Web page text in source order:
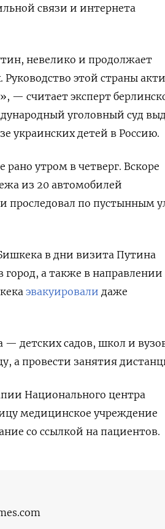
связи и интернета
невелико и продолжает
этой страны
— считает эксперт
уголовный суд
украинских детей в Россию.
утром в четверг. Вскоре
из 20 автомобилей
проследовал по пустынным
в дни визита Путина
а также в направлении
эвакуировали даже
— детских садов, школ и
а провести занятия
Национального центра
медицинское учреждение
со ссылкой на пациентов.